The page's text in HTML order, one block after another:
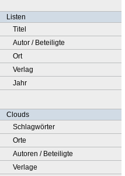
Listen
Titel
Autor / Beteiligte
Ort
Verlag
Jahr
Clouds
Schlagwörter
Orte
Autoren / Beteiligte
Verlage